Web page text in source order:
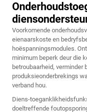
Voorkomende
eienaarskoste en
hoëspanningsmodules.
minimum beperk deur die
betroubaarheid, verminder
produksieonderbrekings
verband hou.
Diens-
doeltreffende